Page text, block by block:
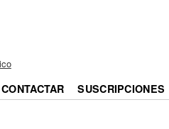
CONTACTAR SUSCRIPCIONES